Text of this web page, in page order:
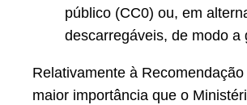
público (CC0) ou, em
descarregáveis, de modo
Relativamente à
maior importância que o